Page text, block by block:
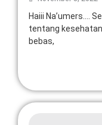
Haiii Na’umers….
tentang
bebas,